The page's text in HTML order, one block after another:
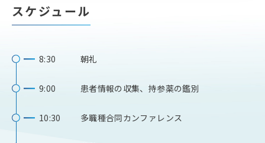
スケジュール
8:30 朝礼
9:00 患者情報の収集、持参薬の鑑別
10:30 多職種合同カンファレンス